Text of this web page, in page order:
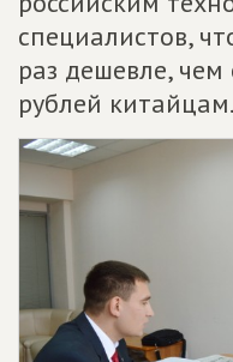
специалистов,
раз дешевле,
рублей китайцам.